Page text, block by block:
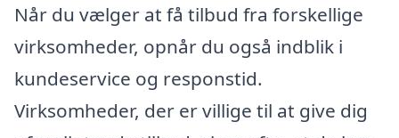
Når du vælger at få tilbud fra forskellige
virksomheder, opnår du også indblik i
kundeservice og responstid.
Virksomheder, der er villige til at give dig